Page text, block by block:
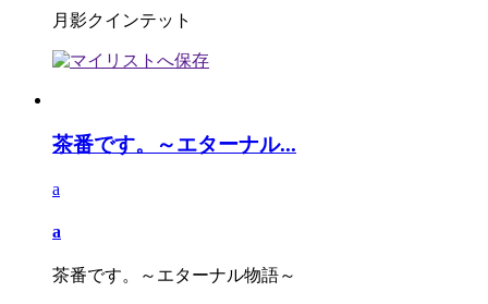
月影クインテット
茶番です。～エターナル...
a
a
茶番です。～エターナル物語～